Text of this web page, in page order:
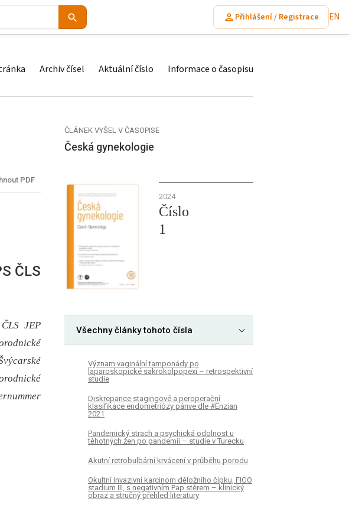
Přihlášení / Registrace EN
Archiv čísel Aktuální číslo Informace o časopisu
PDF
ČLS
JEP
ČLÁNEK VYŠEL V ČASOPISE
Česká gynekologie
2024
Číslo
1
Všechny články tohoto čísla
Význam vaginální tamponády po
laparoskopické sakrokolpopexi – retrospektivní
studie
Diskrepance stagingové a peroperační
klasifikace endometriózy pánve dle #Enzian
2021
Pandemický strach a psychická odolnost u
těhotných žen po pandemii – studie v Turecku
Akutní retrobulbární krvácení v průběhu porodu
Okultní invazivní karcinom děložního čípku, FIGO
stadium III, s negativním Pap stěrem – klinický
obraz a stručný přehled literatury